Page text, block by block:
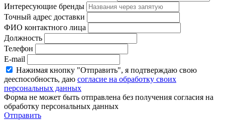
Интересующие бренды
Точный адрес доставки
ФИО контактного лица
Должность
Телефон
E-mail
Нажимая кнопку "Отправить", я подтверждаю свою
дееспособность, даю согласие на обработку своих
персональных данных
Форма не может быть отправлена без получения согласия на
обработку персональных данных
Отправить